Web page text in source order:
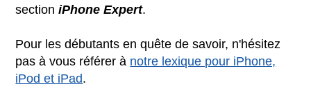
sectioniPhone Expert.
Pour les débutants en quête de savoir, n'hésitez
pas à vous référer à notre lexique pour iPhone,
iPod et iPad.